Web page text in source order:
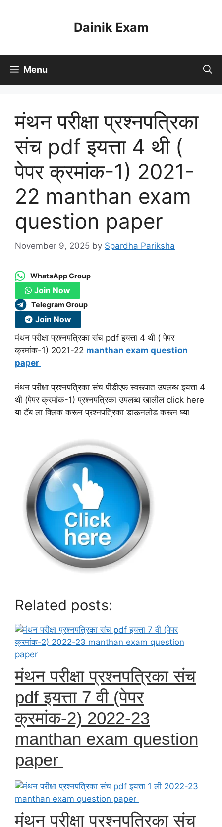
Dainik Exam
Menu
मंथन परीक्षा प्रश्नपत्रिका
संच pdf इयत्ता 4 थी (
पेपर क्रमांक-1) 2021-
22 manthan exam
question paper
November 9, 2025 by Spardha Pariksha
WhatsApp Group
Join Now
Telegram Group
Join Now
मंथन परीक्षा प्रश्नपत्रिका संच pdf इयत्ता 4 थी ( पेपर
क्रमांक-1) 2021-22 manthan exam question
paper
मंथन परीक्षा प्रश्नपत्रिका संच पीडीएफ स्वरूपात उपलब्ध इयत्ता 4
थी (पेपर क्रमांक-1) प्रश्नपत्रिका उपलब्ध खालील click here
या टॅब ला क्लिक करून प्रश्नपत्रिका डाऊनलोड करून घ्या
Related posts:
मंथन परीक्षा प्रश्नपत्रिका संच
pdf इयत्ता 7 वी (पेपर
क्रमांक-2) 2022-23
manthan exam question
paper
मंथन परीक्षा प्रश्नपत्रिका संच